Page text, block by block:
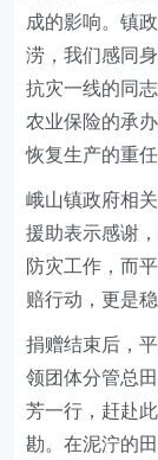
成的影响。镇
涝，我们感同
抗灾一线的同
农业保险的承
恢复生产的重任
峨山镇政府相
援助表示感谢
防灾工作，而
赔行动，更是
捐赠结束后，
领团体分管总
芳一行 ，赶赴
勘。在泥泞的